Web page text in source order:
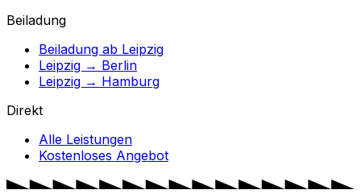
Beiladung
Beiladung ab Leipzig
Leipzig → Berlin
Leipzig → Hamburg
Direkt
Alle Leistungen
Kostenloses Angebot